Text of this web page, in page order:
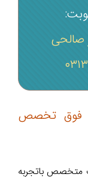
صالحی
فوق تخصص
متخصص باتجربه